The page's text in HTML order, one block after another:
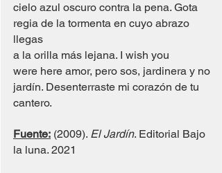
cielo azul oscuro contra la pena. Gota
regia de la tormenta en cuyo abrazo
llegas
a la orilla más lejana. I wish you
were here amor, pero sos, jardinera y no
jardín. Desenterraste mi corazón de tu
cantero.
Fuente: (2009). El Jardín. Editorial Bajo
la luna. 2021